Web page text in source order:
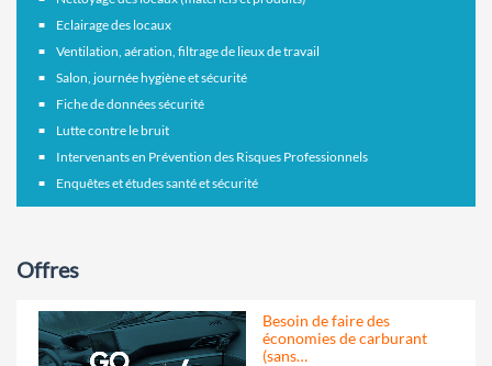
Eclairage des locaux
Ventilation, aération, filtrage de lieux de travail
Salon, journée hygiène et sécurité
Fiche de données sécurité
Lutte contre le bruit
Intervenants en Prévention des Risques Professionnels
Enquêtes et études santé et sécurité
Offres
Besoin de faire des
économies de carburant
(sans…